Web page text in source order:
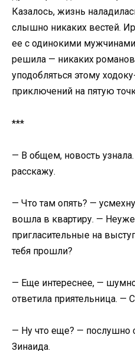
Казалось, жизнь
слышно никаких вестей.
ее с одинокими
решила — никаких
уподобляться этому
приключений на пятую
***
— В общем, новость узнала.
расскажу.
— Что там опять? —
вошла в квартиру. —
пригласительные на
тебя прошли?
— Еще интереснее, — шумно
ответила приятельница. —
— Ну что еще? — послушно
Зинаида.